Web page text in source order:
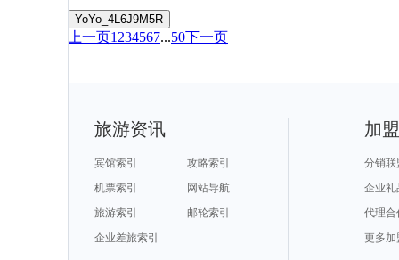
YoYo_4L6J9M5R
上一页1 234567...50下一页
旅游资讯
宾馆索引
攻略索引
机票索引
网站导航
旅游索引
邮轮索引
企业差旅索引
加
分销联
企业礼
代理合
更多加